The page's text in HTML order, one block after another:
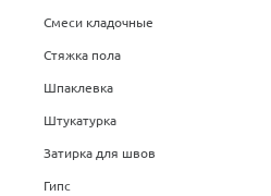
Смеси кладочные
Стяжка пола
Шпаклевка
Штукатурка
Затирка для швов
Гипс